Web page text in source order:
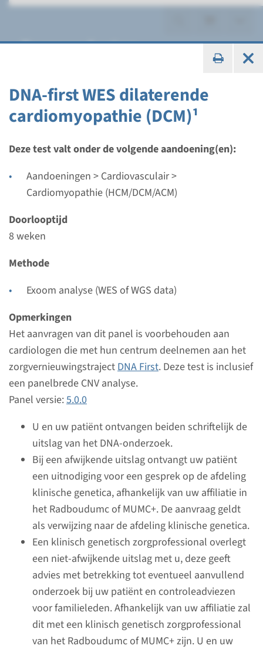
DNA-first WES dilaterende
cardiomyopathie (DCM)¹
Deze test valt onder de volgende aandoening(en):
Aandoeningen > Cardiovasculair >
Cardiomyopathie (HCM/DCM/ACM)
Doorlooptijd
8 weken
Methode
Exoom analyse (WES of WGS data)
Opmerkingen
Het aanvragen van dit panel is voorbehouden aan
cardiologen die met hun centrum deelnemen aan het
zorgvernieuwingstrajectDNA First. Deze test is inclusief
een panelbrede CNV analyse.
Panel versie:5.0.0
U en uw patiënt ontvangen beiden schriftelijk de
uitslag van het DNA-onderzoek.
Bij een afwijkende uitslag ontvangt uw patiënt
een uitnodiging voor een gesprek op de afdeling
klinische genetica, afhankelijk van uw affiliatie in
het Radboudumc of MUMC+. De aanvraag geldt
als verwijzing naar de afdeling klinische genetica.
Een klinisch genetisch zorgprofessional overlegt
een niet-afwijkende uitslag met u, deze geeft
advies met betrekking tot eventueel aanvullend
onderzoek bij uw patiënt en controleadviezen
voor familieleden. Afhankelijk van uw affiliatie zal
dit met een klinisch genetisch zorgprofessional
van het Radboudumc of MUMC+ zijn. U en uw
Zorgproducten
Panel
Aritmogene
cardiomyopathie panel¹
Doorlooptijd
8 weken
Maastricht UMC+
Bekijk
Toevoegen
Panel
Bewegingstoornissen panel
Doorlooptijd
Uitvoerend laboratorium
Radboudumc
Bekijk
Toevoegen
Panel
Ciliopathieen panel
Doorlooptijd
Regulier: 2-3 maanden / Rapid: 15 werkdagen
Uitvoerend laboratorium
Radboudumc